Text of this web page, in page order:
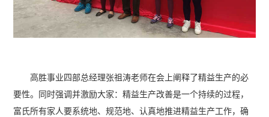
高胜事业四部总经理张祖涛老师在会上阐释了精益生产的必
要性。同时强调并激励大家：精益生产改善是一个持续的过程，
富氏所有家人要系统地、规范地、认真地推进精益生产工作，确